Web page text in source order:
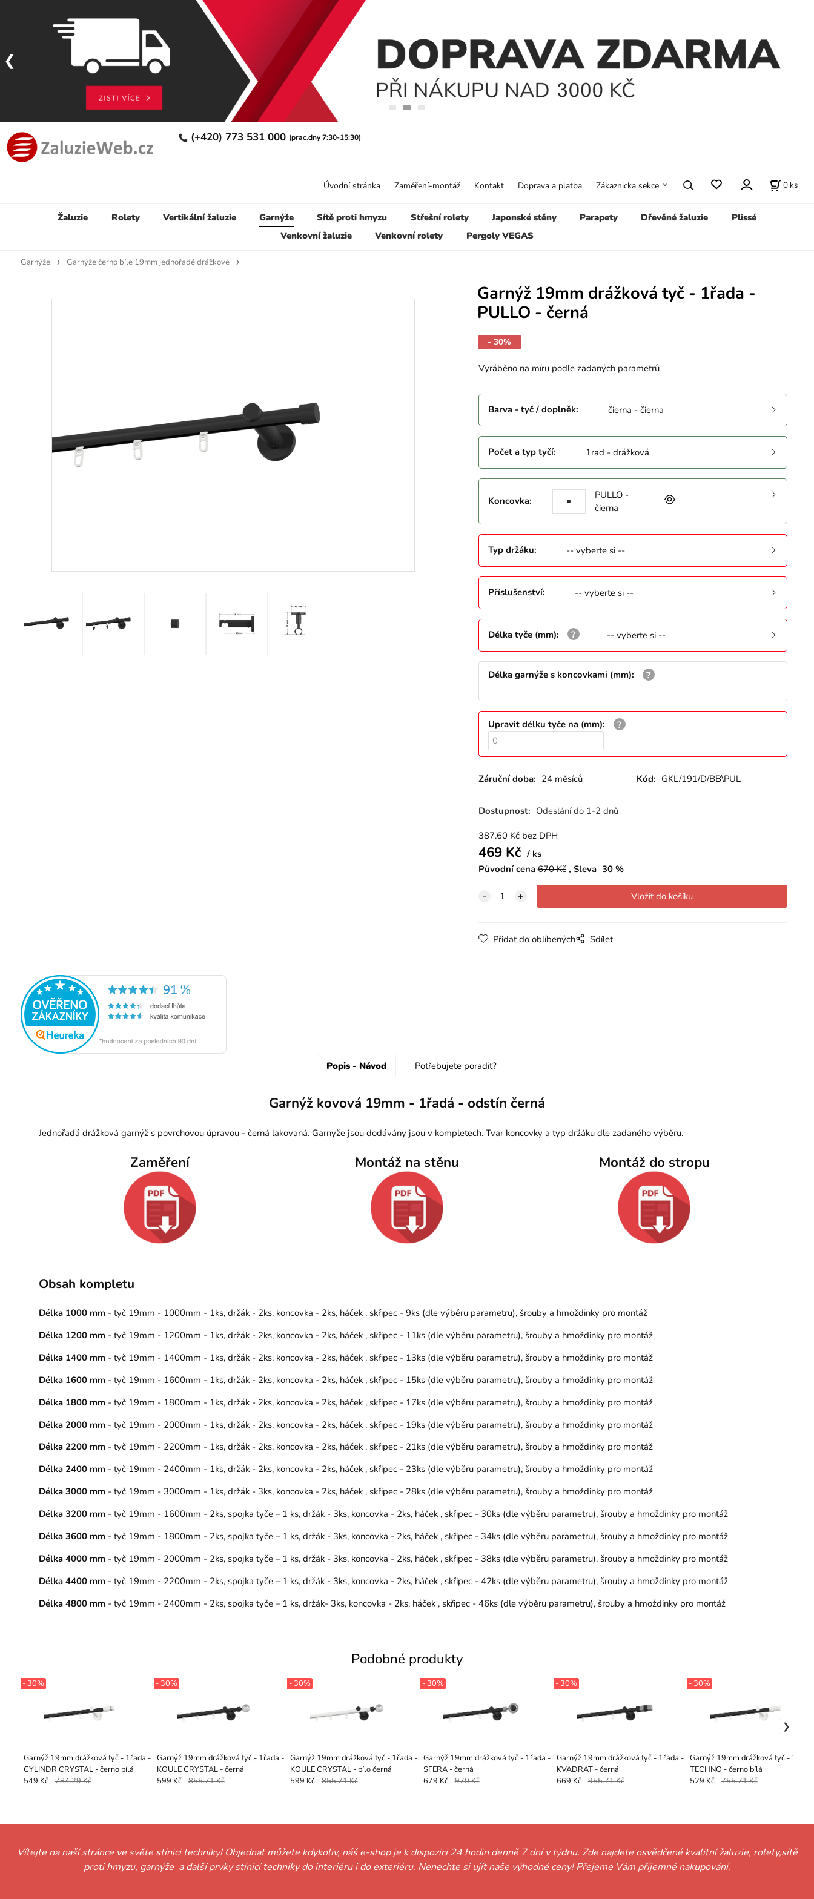
(+420) 773 531 000 (prac.dny 7:30-15:30)
Žaluzie Rolety Vertikální žaluzie Garnýže Sítě proti hmyzu Střešní rolety Japonské stěny Parapety Dřevěné žaluzie
Plissé
Venkovní žaluzie
Venkovní rolety Pergoly VEGAS
Úvodní stránka Zaměření-montáž Kontakt Doprava a platba Zákaznicka sekce 0 ks
Garnýže Garnýže černo bílé 19mm jednořadé drážkové
Garnýž 19mm drážková tyč - 1řada -
PULLO - černá
- 30%
Vyráběno na míru podle zadaných parametrů
Barva - tyč / doplněk: čierna - čierna
Počet a typ tyčí: 1rad - drážková
Koncovka:
PULLO -
čierna
Typ držáku: -- vyberte si --
Příslušenství: -- vyberte si --
Délka tyče (mm): -- vyberte si --
Délka garnýže s koncovkami (mm):
Upravit délku tyče na (mm):
Záruční doba: 24 měsíců Kód: GKL/191/D/BB\PUL
Dostupnost: Odeslání do 1-2 dnů
387.60Kč bez DPH
469Kč
ks
Původní cena 670Kč Sleva 30%
Přidat do oblíbených Sdílet
Popis - Návod Potřebujete poradit?
Garnýž kovová 19mm - 1řadá - odstín černá
Jednořadá drážková garnýž s povrchovou úpravou - černá lakovaná. Garnyže jsou dodávány jsou v kompletech. Tvar koncovky a typ držáku dle zadaného výběru.
Zaměření Montáž na stěnu Montáž do stropu
Obsah kompletu
Délka 1000 mm - tyč 19mm - 1000mm - 1ks, držák - 2ks, koncovka - 2ks, háček , skřipec - 9ks (dle výběru parametru), šrouby a hmoždinky pro montáž
Délka 1200 mm - tyč 19mm - 1200mm - 1ks, držák - 2ks, koncovka - 2ks, háček , skřipec - 11ks (dle výběru parametru), šrouby a hmoždinky pro montáž
Délka 1400 mm - tyč 19mm - 1400mm - 1ks, držák - 2ks, koncovka - 2ks, háček , skřipec - 13ks (dle výběru parametru), šrouby a hmoždinky pro montáž
Délka 1600 mm - tyč 19mm - 1600mm - 1ks, držák - 2ks, koncovka - 2ks, háček , skřipec - 15ks (dle výběru parametru), šrouby a hmoždinky pro montáž
Délka 1800 mm - tyč 19mm - 1800mm - 1ks, držák - 2ks, koncovka - 2ks, háček , skřipec - 17ks (dle výběru parametru), šrouby a hmoždinky pro montáž
Délka 2000 mm - tyč 19mm - 2000mm - 1ks, držák - 2ks, koncovka - 2ks, háček , skřipec - 19ks (dle výběru parametru), šrouby a hmoždinky pro montáž
Délka 2200 mm - tyč 19mm - 2200mm - 1ks, držák - 2ks, koncovka - 2ks, háček , skřipec - 21ks (dle výběru parametru), šrouby a hmoždinky pro montáž
Délka 2400 mm - tyč 19mm - 2400mm - 1ks, držák - 2ks, koncovka - 2ks, háček , skřipec - 23ks (dle výběru parametru), šrouby a hmoždinky pro montáž
Délka 3000 mm - tyč 19mm - 3000mm - 1ks, držák - 3ks, koncovka - 2ks, háček , skřipec - 28ks (dle výběru parametru), šrouby a hmoždinky pro montáž
Délka 3200 mm - tyč 19mm - 1600mm - 2ks, spojka tyče – 1 ks, držák - 3ks, koncovka - 2ks, háček , skřipec - 30ks (dle výběru parametru), šrouby a hmoždinky pro montáž
Délka 3600 mm - tyč 19mm - 1800mm - 2ks, spojka tyče – 1 ks, držák - 3ks, koncovka - 2ks, háček , skřipec - 34ks (dle výběru parametru), šrouby a hmoždinky pro montáž
Délka 4000 mm - tyč 19mm - 2000mm - 2ks, spojka tyče – 1 ks, držák - 3ks, koncovka - 2ks, háček , skřipec - 38ks (dle výběru parametru), šrouby a hmoždinky pro montáž
Délka 4400 mm - tyč 19mm - 2200mm - 2ks, spojka tyče – 1 ks, držák - 3ks, koncovka - 2ks, háček , skřipec - 42ks (dle výběru parametru), šrouby a hmoždinky pro montáž
Délka 4800 mm - tyč 19mm - 2400mm - 2ks, spojka tyče – 1 ks, držák- 3ks, koncovka - 2ks, háček , skřipec - 46ks (dle výběru parametru), šrouby a hmoždinky pro montáž
Podobné produkty
Garnýž 19mm drážková tyč - 1řada -
CYLINDR CRYSTAL - černo bílá
- 30%
549 Kč 784.29 Kč
Garnýž 19mm drážková tyč - 1řada -
KOULE CRYSTAL - černá
- 30%
599 Kč 855.71 Kč
Garnýž 19mm drážková tyč - 1řada -
KOULE CRYSTAL - bílo černá
- 30%
599 Kč 855.71 Kč
Garnýž 19mm drážková tyč - 1řada -
SFERA - černá
- 30%
679 Kč 970 Kč
Garnýž 19mm drážková tyč - 1řada -
KVADRAT - černá
- 30%
669 Kč 955.71 Kč
Garnýž 19mm drážková tyč - 1řada
TECHNO - černo bílá
- 30%
529 Kč 755.71 Kč
Vítejte na naší stránce ve světe stínici techniky! Objednat můžete kdykoliv, náš e-shop je k dispozici 24 hodin denně 7 dní v týdnu. Zde najdete osvědčené kvalitní žaluzie, rolety,sítě
proti hmyzu, garnýže a další prvky stínicí techniky do interiéru i do exteriéru. Nenechte si ujít naše výhodné ceny! Přejeme Vám příjemné nakupování.